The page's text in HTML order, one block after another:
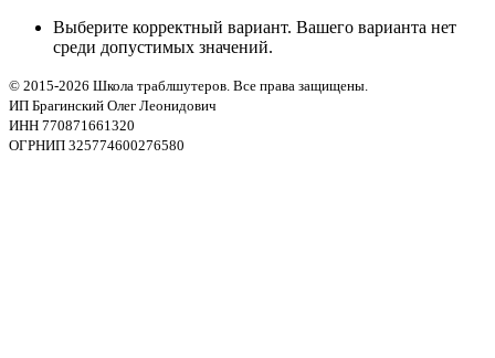
Выберите корректный вариант. Вашего варианта нет
среди допустимых значений.
© 2015-2026 Школа траблшутеров. Все права защищены.
ИП Брагинский Олег Леонидович
ИНН 770871661320
ОГРНИП 325774600276580